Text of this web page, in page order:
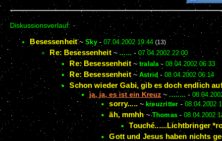
Diskussionsverlauf:
Besessenheit~Sky-07.04.2002 19:44 (13)
Re: Besessenheit~ ...... -07.04.2002 22:00
Re: Besessenheit~ tralala- 08.04.2002 06:33
Re: Besessenheit~ Astrid -08.04.2002 06:14
Schon wieder Gabi, gib es doch endlich
ja, ja, es ist ein Kreuz ~........ -
sorry.....~ kreuzritter - 08.04.2002
äh, mmhh~Thomas -08.04.2002
Touché......Lichtbringer
Gott und Jesus haben nichts